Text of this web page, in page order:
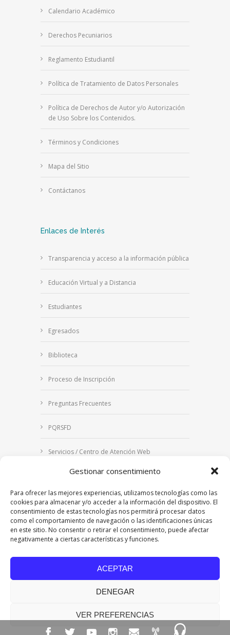
Gestionar consentimiento
Para ofrecer las mejores experiencias, utilizamos tecnologías como las
cookies para almacenar y/o acceder a la información del dispositivo. El
consentimiento de estas tecnologías nos permitirá procesar datos
como el comportamiento de navegación o las identificaciones únicas
en este sitio. No consentir o retirar el consentimiento, puede afectar
negativamente a ciertas características y funciones.
ACEPTAR
DENEGAR
VER PREFERENCIAS
Calendario Académico
Derechos Pecuniarios
Reglamento Estudiantil
Política de Tratamiento de Datos Personales
Política de Derechos de Autor y/o Autorización
de Uso Sobre los Contenidos.
Términos y Condiciones
Mapa del Sitio
Contáctanos
Enlaces de Interés
Transparencia y acceso a la información pública
Educación Virtual y a Distancia
Estudiantes
Egresados
Biblioteca
Proceso de Inscripción
Preguntas Frecuentes
PQRSFD
Servicios / Centro de Atención Web
Correo Institucional
Notificaciones judiciales
| Personería Jurídica Resolución
7542 de mayo de 1982
Acreditación Institucional en Alta Calidad
Ministerio de Educación Nacional.